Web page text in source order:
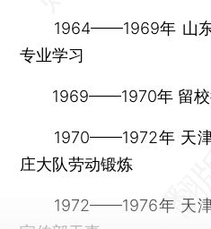
1964——1969年 山东
专业学习
1969——1970年 留校
1970——1972年 天津
庄大队劳动锻炼
1972——1976年 天津